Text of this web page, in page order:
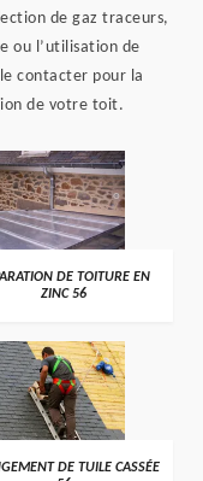
de gaz traceurs,
ou l’utilisation de
contacter pour la
de votre toit.
>
DE TOITURE EN
ZINC 56
>
DE TUILE CASSÉE